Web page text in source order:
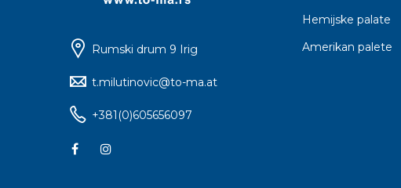
Rumski drum 9 Irig
t.milutinovic@to-ma.at
+381(0)605656097
Hemijske palate
Amerikan palete